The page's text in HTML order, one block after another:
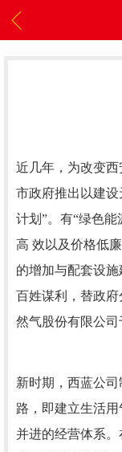
近几年，为改变
市政府推出以建
计划”。有“绿色能
高 效以及价格低
的增加与配套设
百姓谋利，替政
然气股份有限公司
新时期，西蓝公
路，即建立生活
并进的经营体系